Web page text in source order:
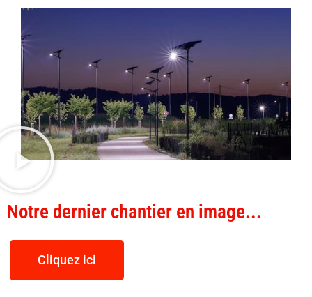
Notre dernier chantier en image...
Cliquez ici